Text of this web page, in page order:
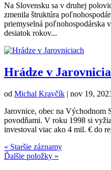
Na Slovensku sa v druhej
zmenila štruktúra
priemyselná poľnohospodárska
desiatok rokov...
Hrádze v
od Michal Kravčík | nov 19,
Jarovnice, obec na Východnom
povodňami. V roku 1998 si
investoval viac ako 4 mil. € do
« Staršie záznamy
Ďalšie položky »